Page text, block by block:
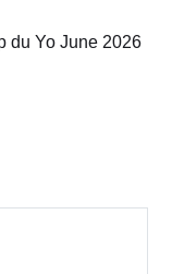
du Yo June 2026